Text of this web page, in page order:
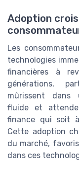
Adoption
Les
technologies
financières à
générations,
mûrissent dans
fluide et
finance qui soit
Cette adoption
du marché,
dans ces